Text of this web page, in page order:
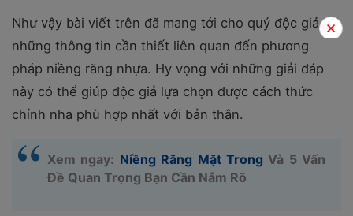
Như vậy bài viết trên đã mang tới cho quý độc giả
những thông tin cần thiết liên quan đến phương
pháp niềng răng nhựa. Hy vọng với những giải đáp
này có thể giúp độc giả lựa chọn được cách thức
chỉnh nha phù hợp nhất với bản thân.
Xem ngay: Niềng Răng Mặt Trong Và 5 Vấn
Đề Quan Trọng Bạn Cần Nắm Rõ